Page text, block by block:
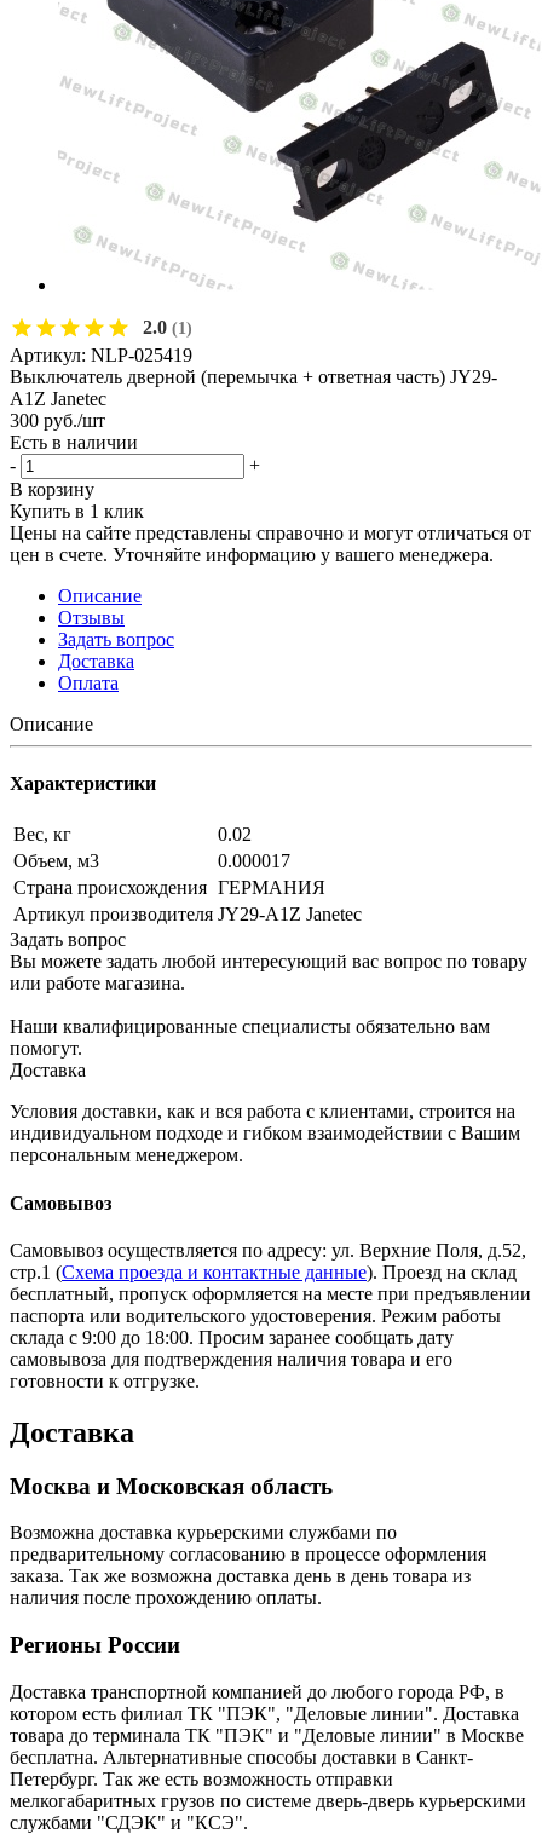
2.0 (1)
Артикул: NLP-025419
Выключатель дверной (перемычка + ответная часть) JY29-
A1Z Janetec
300 руб./шт
Есть в наличии
-
+
В корзину
Купить в 1 клик
Цены на сайте представлены справочно и могут отличаться от
цен в счете. Уточняйте информацию у вашего менеджера.
Описание
Отзывы
Задать вопрос
Доставка
Оплата
Описание
Характеристики
Вес, кг
0.02
Объем, м3
0.000017
Страна происхождения ГЕРМАНИЯ
Артикул производителя JY29-A1Z Janetec
Задать вопрос
Вы можете задать любой интересующий вас вопрос по товару
или работе магазина.
Наши квалифицированные специалисты обязательно вам
помогут.
Доставка
Условия доставки, как и вся работа с клиентами, строится на
индивидуальном подходе и гибком взаимодействии с Вашим
персональным менеджером.
Самовывоз
Самовывоз осуществляется по адресу: ул. Верхние Поля, д.52,
стр.1 (Схема проезда и контактные данные). Проезд на склад
бесплатный, пропуск оформляется на месте при предъявлении
паспорта или водительского удостоверения. Режим работы
склада с 9:00 до 18:00. Просим заранее сообщать дату
самовывоза для подтверждения наличия товара и его
готовности к отгрузке.
Доставка
Москва и Московская область
Возможна доставка курьерскими службами по
предварительному согласованию в процессе оформления
заказа. Так же возможна доставка день в день товара из
наличия после прохождению оплаты.
Регионы России
Доставка транспортной компанией до любого города РФ, в
котором есть филиал ТК "ПЭК", "Деловые линии". Доставка
товара до терминала ТК "ПЭК" и "Деловые линии" в Москве
бесплатна. Альтернативные способы доставки в Санкт-
Петербург. Так же есть возможность отправки
мелкогабаритных грузов по системе дверь-дверь курьерскими
службами "СДЭК" и "КСЭ".